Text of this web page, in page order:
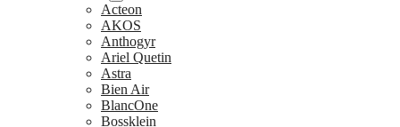
Acteon
AKOS
Anthogyr
Ariel Quetin
Astra
Bien Air
BlancOne
Bossklein